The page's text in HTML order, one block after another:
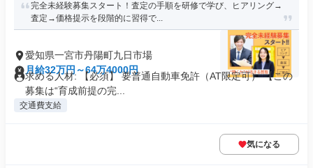
完全未経験募集スタート！査定の手順を研修で学び、ヒアリング→
査定→価格提示を段階的に習得で...
愛知県一宮市丹陽町九日市場
月給32万円～64万4000円
求める人材: 【必須】 要普通自動車免許（AT限定可） 【この
募集は“育成前提の完...
交通費支給
気になる